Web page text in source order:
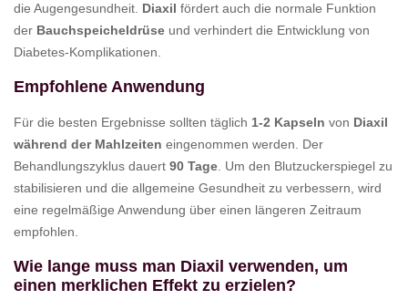
die Augengesundheit. Diaxil fördert auch die normale Funktion
der Bauchspeicheldrüse und verhindert die Entwicklung von
Diabetes-Komplikationen.
Empfohlene Anwendung
Für die besten Ergebnisse sollten täglich 1-2 Kapseln von Diaxil
während der Mahlzeiten eingenommen werden. Der
Behandlungszyklus dauert 90 Tage . Um den Blutzuckerspiegel zu
stabilisieren und die allgemeine Gesundheit zu verbessern, wird
eine regelmäßige Anwendung über einen längeren Zeitraum
empfohlen.
Wie lange muss man Diaxil verwenden, um
einen merklichen Effekt zu erzielen?